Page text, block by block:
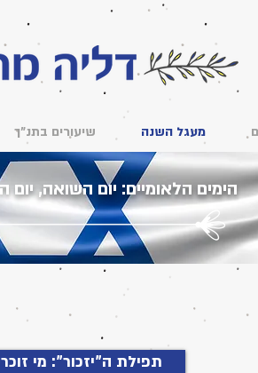
מעגל השנה שיעורים בתנ"ך
הימים הלאומיים: יום השואה, יום
תפילת ה"יזכור": מי